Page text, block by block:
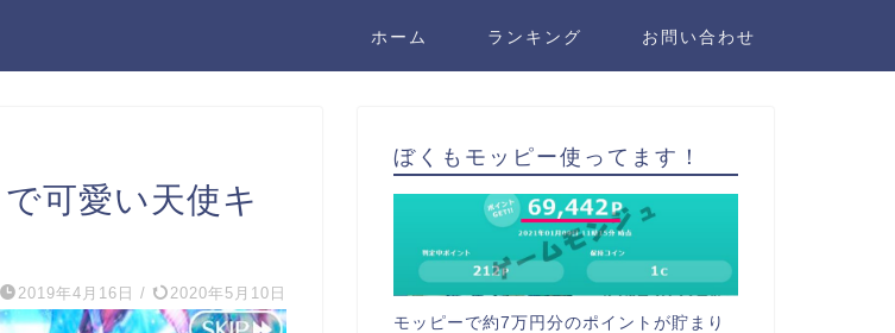
ホーム ランキング お問い合わせ
可愛い天使キ
2019年4月16日 / 2020年5月10日
ぼくもモッピー使ってます！
モッピーで約7万円分のポイントが貯まり